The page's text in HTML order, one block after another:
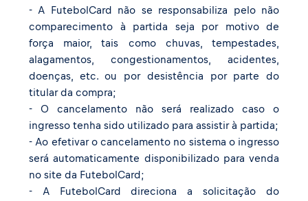
- A FutebolCard não se responsabiliza pelo não
comparecimento à partida seja por motivo de
força maior, tais como chuvas, tempestades,
alagamentos, congestionamentos, acidentes,
doenças, etc. ou por desistência por parte do
titular da compra;
- O cancelamento não será realizado caso o
ingresso tenha sido utilizado para assistir à partida;
- Ao efetivar o cancelamento no sistema o ingresso
será automaticamente disponibilizado para venda
no site da FutebolCard;
- A FutebolCard direciona a solicitação do